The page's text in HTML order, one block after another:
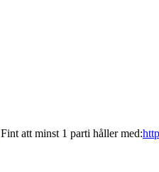
Fint att minst 1 parti håller med: